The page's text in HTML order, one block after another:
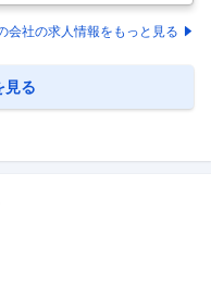
メント業務・立命館大学の
建築施工管理のご経験をお持
修繕業務を担当しながら、
的に専任の可能性あり
会社の求人情報をもっと見る
見る